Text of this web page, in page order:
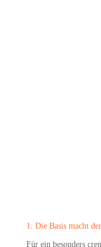
1. Die Basis macht
Für ein beson­ders